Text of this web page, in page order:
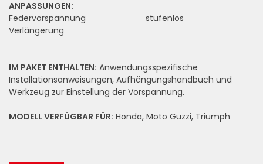
ANPASSUNGEN:
Federvorspannung
stufenlos
Verlängerung
IM PAKET ENTHALTEN: Anwendungsspezifische
Installationsanweisungen, Aufhängungshandbuch und
Werkzeug zur Einstellung der Vorspannung.
MODELL VERFÜGBAR FÜR: Honda, Moto Guzzi, Triumph